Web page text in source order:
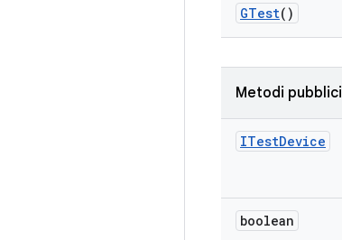
GTest()
Metodi pubblici
ITestDevice
boolean